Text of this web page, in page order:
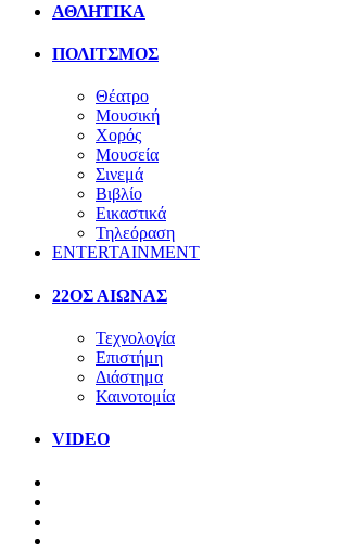
ΑΘΛΗΤΙΚΑ
ΠΟΛΙΤΣΜΟΣ
Θέατρο
Μουσική
Χορός
Μουσεία
Σινεμά
Βιβλίο
Εικαστικά
Τηλεόραση
ENTERTAINMENT
22ΟΣ ΑΙΩΝΑΣ
Τεχνολογία
Επιστήμη
Διάστημα
Καινοτομία
VIDEO